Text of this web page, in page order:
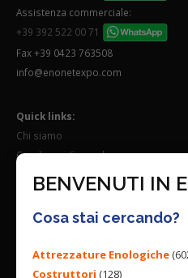
BENVENUTI IN
Cosa stai cercando?
Attrezzature Enologiche
Costruttori (128)
Assistenza commerciale:
+39 392 522 00 71
Fax +39 0423 763508
info@enonetexpo.com
Quick links:
Chi siamo
Condizioni Generali
Lavora con noi
Seguici su: